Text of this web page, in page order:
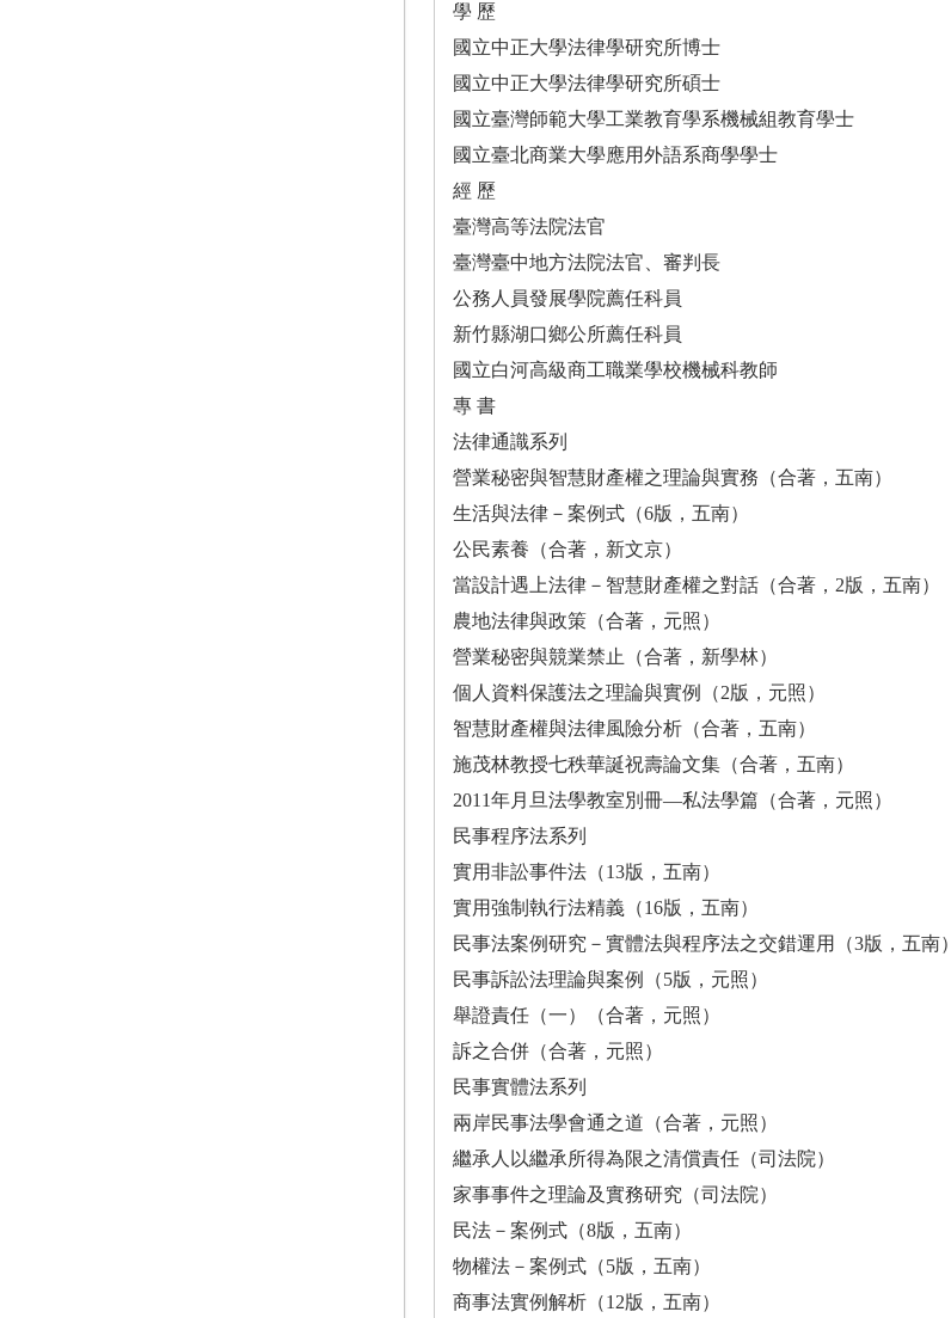
學 歷
國立中正大學法律學研究所博士
國立中正大學法律學研究所碩士
國立臺灣師範大學工業教育學系機械組教育學士
國立臺北商業大學應用外語系商學學士
經 歷
臺灣高等法院法官
臺灣臺中地方法院法官、審判長
公務人員發展學院薦任科員
新竹縣湖口鄉公所薦任科員
國立白河高級商工職業學校機械科教師
專 書
法律通識系列
營業秘密與智慧財產權之理論與實務（合著，五南）
生活與法律－案例式（6版，五南）
公民素養（合著，新文京）
當設計遇上法律－智慧財產權之對話（合著，2版，五南）
農地法律與政策（合著，元照）
營業秘密與競業禁止（合著，新學林）
個人資料保護法之理論與實例（2版，元照）
智慧財產權與法律風險分析（合著，五南）
施茂林教授七秩華誕祝壽論文集（合著，五南）
2011年月旦法學教室別冊—私法學篇（合著，元照）
民事程序法系列
實用非訟事件法（13版，五南）
實用強制執行法精義（16版，五南）
民事法案例研究－實體法與程序法之交錯運用（3版，五南）
民事訴訟法理論與案例（5版，元照）
舉證責任（一）（合著，元照）
訴之合併（合著，元照）
民事實體法系列
兩岸民事法學會通之道（合著，元照）
繼承人以繼承所得為限之清償責任（司法院）
家事事件之理論及實務研究（司法院）
民法－案例式（8版，五南）
物權法－案例式（5版，五南）
商事法實例解析（12版，五南）